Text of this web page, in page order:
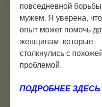
повседневной
мужем. Я уверена,
опыт может помочь
женщинам, которые
столкнулись с
проблемой.
ПОДРОБНЕЕ ЗДЕСЬ